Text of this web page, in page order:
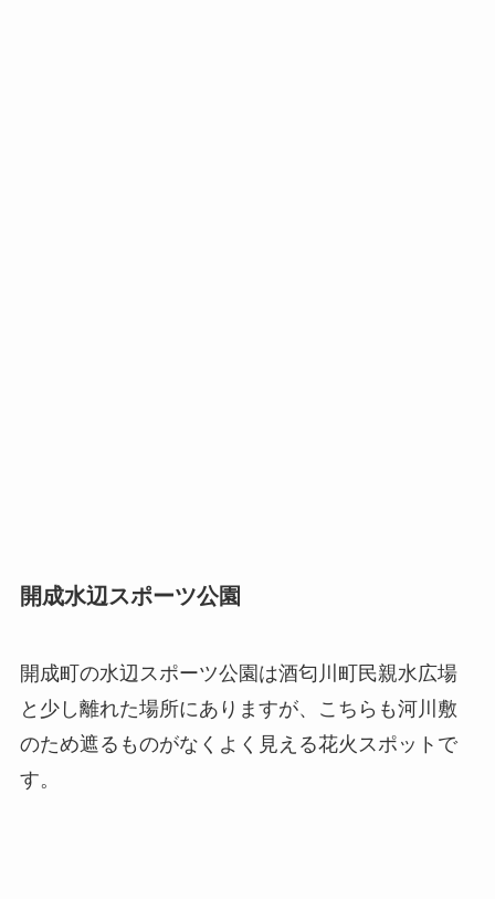
開成水辺スポーツ公園
開成町の水辺スポーツ公園は酒匂川町民親水広場
と少し離れた場所にありますが、こちらも河川敷
のため遮るものがなくよく見える花火スポットで
す。